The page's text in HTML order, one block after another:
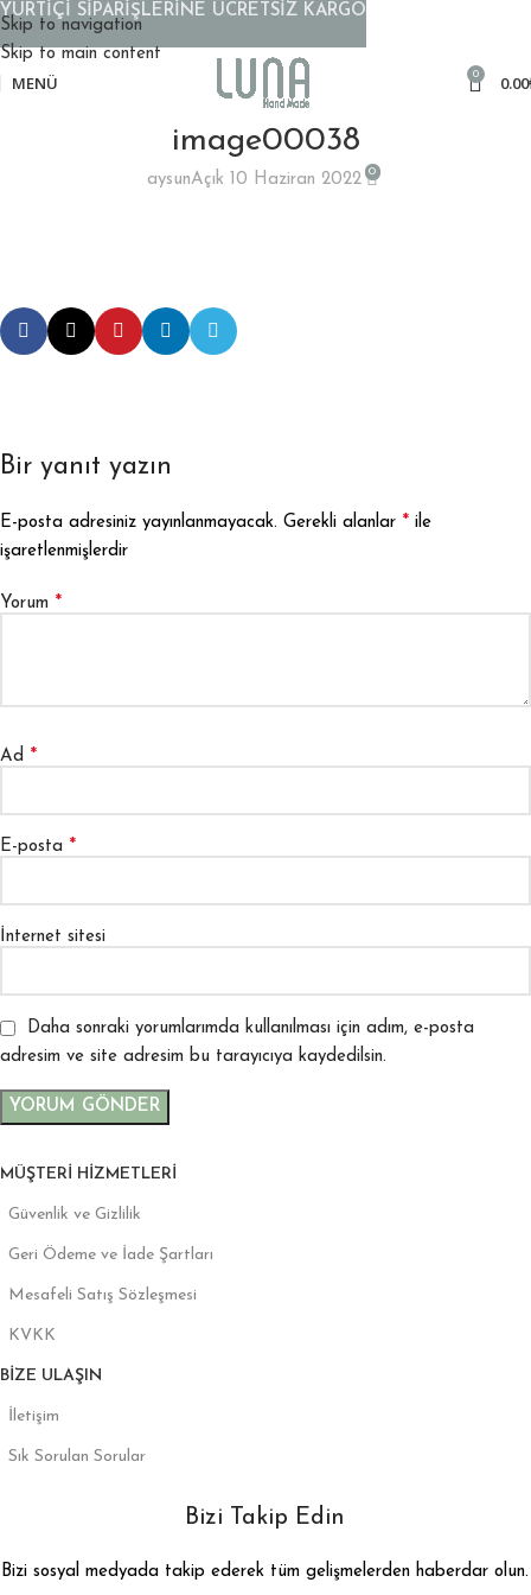
Skip to navigation
Skip to main content
MENÜ 0 0.00
image00038
aysunAçık 10 Haziran 2022 0
Bir yanıt yazın
E-posta adresiniz yayınlanmayacak. Gerekli alanlar * ile
işaretlenmişlerdir
Yorum *
Ad *
E-posta *
İnternet sitesi
Daha sonraki yorumlarımda kullanılması için adım, e-posta
adresim ve site adresim bu tarayıcıya kaydedilsin.
MÜŞTERI HIZMETLERI
Güvenlik ve Gizlilik
Geri Ödeme ve İade Şartları
Mesafeli Satış Sözleşmesi
KVKK
BIZE ULAŞIN
İletişim
Sık Sorulan Sorular
Bizi Takip Edin
Bizi sosyal medyada takip ederek tüm gelişmelerden haberdar olun.
YURTİÇİ SİPARİŞLERİNE ÜCRETSİZ KARGO